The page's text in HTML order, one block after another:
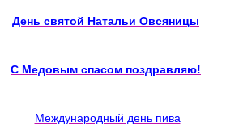
День святой Натальи Овсяницы
С Медовым спасом поздравляю!
Международный день пива